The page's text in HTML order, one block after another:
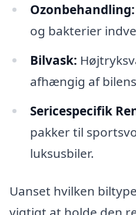
Ozonbehandling:
og bakterier
Bilvask:
afhængig af
Sericespecifik
pakker til
luksusbiler.
Uanset hvilken